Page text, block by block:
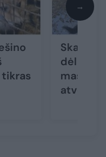
tikras
dėl
masinių
atvejų
→